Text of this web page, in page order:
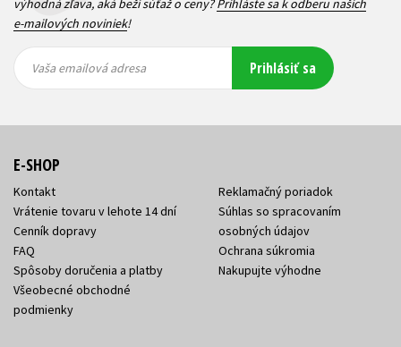
výhodná zľava, aká beží súťaž o ceny?Prihláste sa k odberu našich
e-mailových noviniek!
emailová
emailová
Vaša emailová adresa Prihlásiť sa
E-SHOP
Kontakt
Vrátenie tovaru v lehote 14 dní
Cenník dopravy
FAQ
Spôsoby doručenia a platby
Všeobecné obchodné
podmienky
Reklamačný poriadok
Súhlas so spracovaním
osobných údajov
Ochrana súkromia
Nakupujte výhodne